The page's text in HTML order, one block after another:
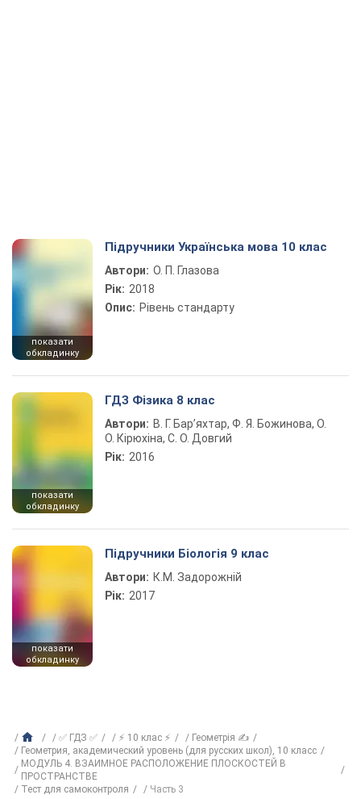
показати
обкладинку
Підручники Українська мова 10 клас
Автори: О. П. Глазова
Рік: 2018
Опис: Рівень стандарту
показати
обкладинку
ГДЗ Фізика 8 клас
Автори: В. Г. Бар’яхтар, Ф. Я. Божинова, О.
О. Кірюхіна, С. О. Довгий
Рік: 2016
показати
обкладинку
Підручники Біологія 9 клас
Автори: К.М. Задорожній
Рік: 2017
✅ ГДЗ ✅ ⚡ 10 клас ⚡
Геометрія ✍
Геометрия, академический уровень (для русских школ), 10 класс
МОДУЛЬ 4. ВЗАИМНОЕ РАСПОЛОЖЕНИЕ ПЛОСКОСТЕЙ В
ПРОСТРАНСТВЕ
Тест для самоконтроля
Часть 3